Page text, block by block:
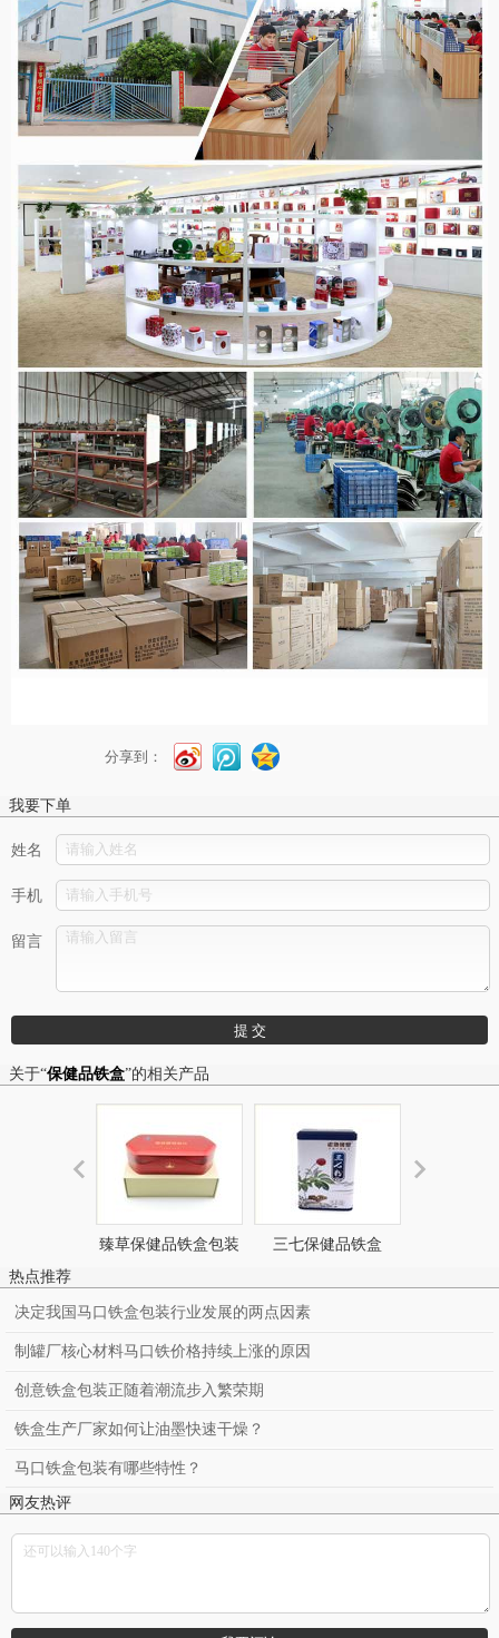
分享到：
我要下单
姓名
手机
留言
关于“保健品铁盒”的相关产品
臻草保健品铁盒包装 三七保健品铁盒
热点推荐
决定我国马口铁盒包装行业发展的两点因素
制罐厂核心材料马口铁价格持续上涨的原因
创意铁盒包装正随着潮流步入繁荣期
铁盒生产厂家如何让油墨快速干燥？
马口铁盒包装有哪些特性？
网友热评